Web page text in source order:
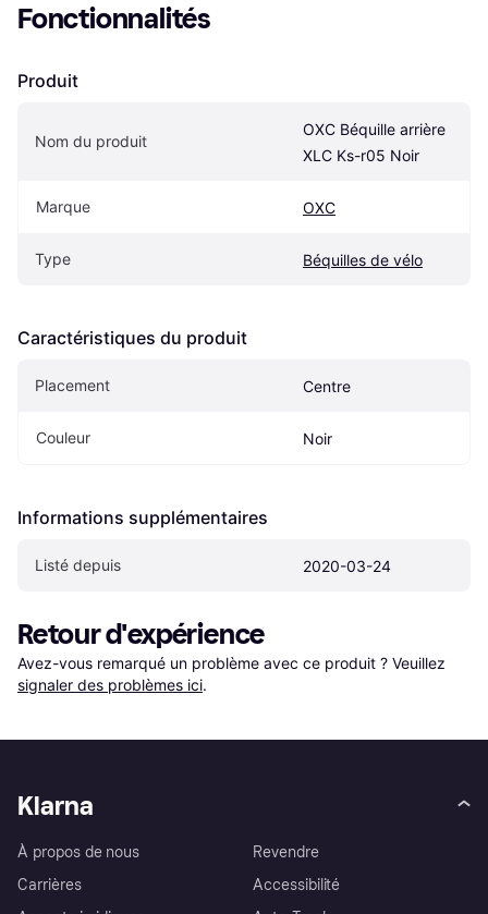
Fonctionnalités
Produit
Nom du produit
OXC Béquille arrière
XLC Ks-r05 Noir
Marque OXC
Type Béquilles de vélo
Caractéristiques du produit
Placement Centre
Couleur Noir
Informations supplémentaires
Listé depuis 2020-03-24
Retour d'expérience
Avez-vous remarqué un problème avec ce produit ? Veuillez
signaler des problèmes ici.
Klarna
À propos de nous
Carrières
Revendre
Accessibilité